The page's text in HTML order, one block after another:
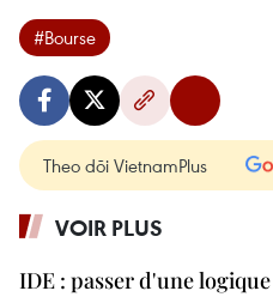
#Bourse
Theo dõi VietnamPlus
VOIR PLUS
IDE : passer d'une